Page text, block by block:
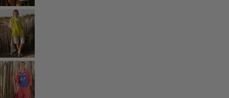
Uutuus
Kaikki sisustustuotteet
Verhot
Tyynyt & Tyynynpäälliset
Matot
Frotté
Kirjat
Aiempia suosikkeja